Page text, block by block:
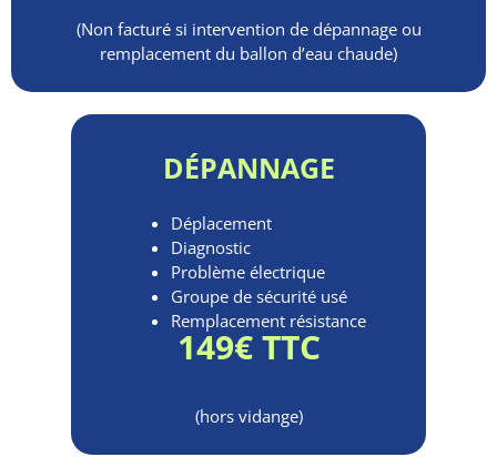
(Non facturé si intervention de dépannage ou
remplacement du ballon d’eau chaude)
DÉPANNAGE
Déplacement
Diagnostic
Problème électrique
Groupe de sécurité usé
Remplacement résistance
149€ TTC
(hors vidange)